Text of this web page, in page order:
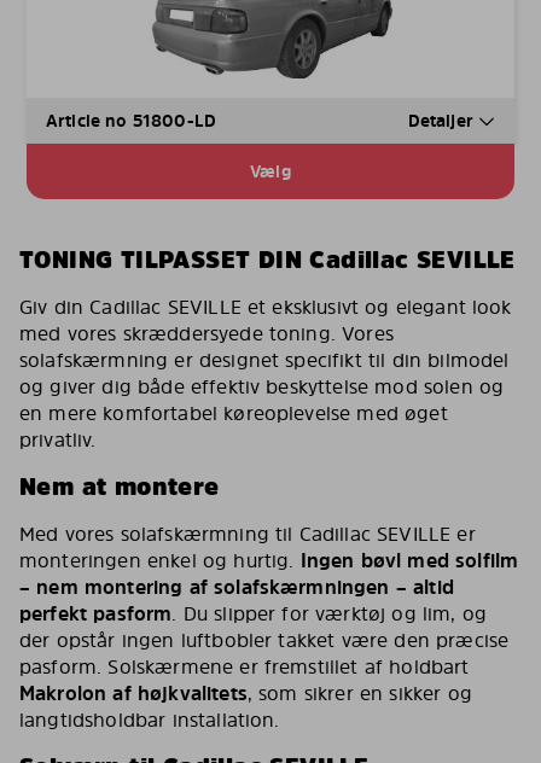
Article no 51800-LD Detaljer
Vælg
TONING TILPASSET DIN Cadillac SEVILLE
Giv din Cadillac SEVILLE et eksklusivt og elegant look
med vores skræddersyede toning. Vores
solafskærmning er designet specifikt til din bilmodel
og giver dig både effektiv beskyttelse mod solen og
en mere komfortabel køreoplevelse med øget
privatliv.
Nem at montere
Med vores solafskærmning til Cadillac SEVILLE er
monteringen enkel og hurtig. Ingen bøvl med solfilm
– nem montering af solafskærmningen – altid
perfekt pasform. Du slipper for værktøj og lim, og
der opstår ingen luftbobler takket være den præcise
pasform. Solskærmene er fremstillet af holdbart
Makrolon af højkvalitets, som sikrer en sikker og
langtidsholdbar installation.